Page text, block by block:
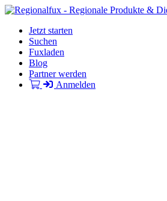
Jetzt starten
Suchen
Fuxladen
Blog
Partner werden
Anmelden